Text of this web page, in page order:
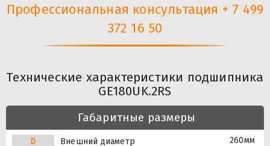
Профессиональная консультация + 7 499
372 16 50
Технические характеристики подшипника
GE180UK.2RS
Габаритные размеры
D Внешний диаметр 260мм